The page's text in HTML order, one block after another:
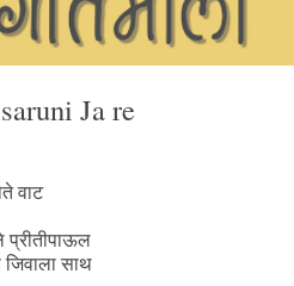
Ja re
वाट
साथ